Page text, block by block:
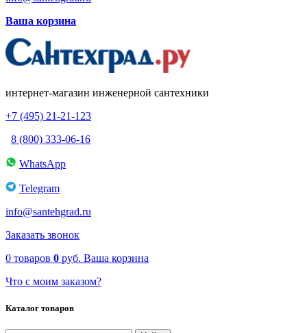
Ваша корзина
интернет-магазин инженерной сантехники
+7 (495) 21-21-123
8 (800) 333-06-16
WhatsApp
Telegram
info@santehgrad.ru
Заказать звонок
0 товаров 0 руб. Ваша корзина
Что с моим заказом?
Каталог товаров